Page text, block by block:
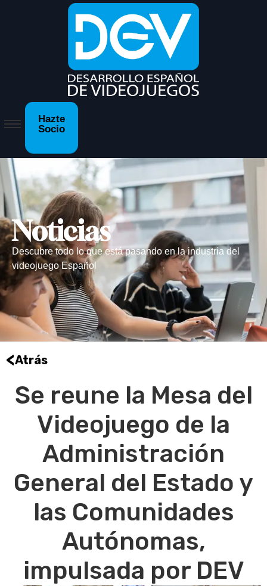
Hazte
Socio
Noticias
Descubre todo lo que está pasando en la industria del
videojuego Español
<Atrás
Se reune la Mesa del
Videojuego de la
Administración
General del Estado y
las Comunidades
Autónomas,
impulsada por DEV